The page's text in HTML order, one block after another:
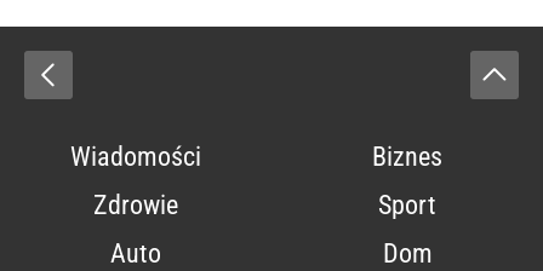
Wiadomości
Biznes
Zdrowie
Sport
Auto
Dom